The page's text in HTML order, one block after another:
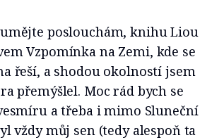
poslouchám, knihu Liou
Vzpomínka na Zemi, kde se
řeší, a shodou okolností jsem
přemýšlel. Moc rád bych se
a třeba i mimo Sluneční
vždy můj sen (tedy alespoň ta